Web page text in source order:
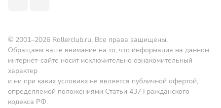
© 2001–2026 Rollerclub.ru. Все права защищены.
Обращаем ваше внимание на то, что информация на данном
интернет-сайте носит исключительно ознакомительный
характер
и ни при каких условиях не является публичной офертой,
определяемой положениями Статьи 437 Гражданского
кодекса РФ.